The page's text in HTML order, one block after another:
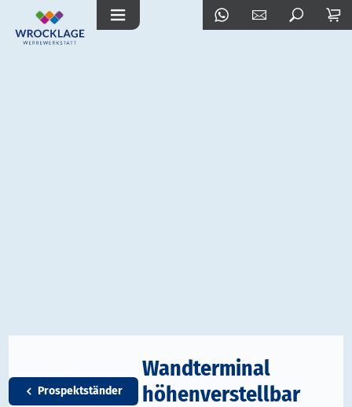
Prospektständer
Wandterminal
höhenverstellbar